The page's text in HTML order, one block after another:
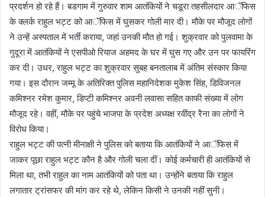
प्रदर्शन हो रहे हैं। बडगाम में गुरुवार शाम आतंकियों ने चडूरा तहसीलदार आॅफिस
के क्लर्क राहुल भट्ट को आॅफिस में घुसकर गोली मार दी। मौके पर मौजूद लोगों
ने उन्हें अस्पताल में भर्ती कराया, जहां उनकी मौत हो गई। शुक्रवार को पुलवामा के
गुदूरा में आतंकियों ने एसपीओ रियाज अहमद के घर में घुस गए और उन पर फायरिंग
कर दी। उधर, राहुल भट्ट का शुक्रवार सुबह बनतालाब में अंतिम संस्कार किया
गया। इस दौरान जम्मू के अतिरिक्त पुलिस महानिदेशक मुकेश सिंह, डिविजनल
कमिश्नर रमेश कुमार, डिप्टी कमिश्नर अवनी लवासा सहित काफी संख्या में लोग
मौजूद रहे। वहीं, मौके पर पहुंचे भाजपा के प्रदेश अध्यक्ष रवींद्र रैना का लोगों ने
विरोध किया।
राहुल भट्ट की पत्नी मीनाक्षी ने पुलिस को बताया कि आतंकियों ने आॅफिस में
जाकर पूछा राहुल भट्ट कौन है और गोली चला दीं। कोई कर्मचारी ही आतंकियों से
मिला था, तभी राहुल का नाम आतंकियों को पता था। उन्होंने बताया कि राहुल
लगातार ट्रांसफर की मांग कर रहे थे, लेकिन किसी ने उनकी नहीं सुनी।